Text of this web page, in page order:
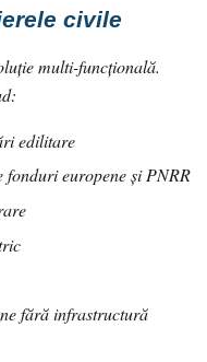
civile
multi-funcțională.
edilitare
fonduri europene și PNRR
fără infrastructură